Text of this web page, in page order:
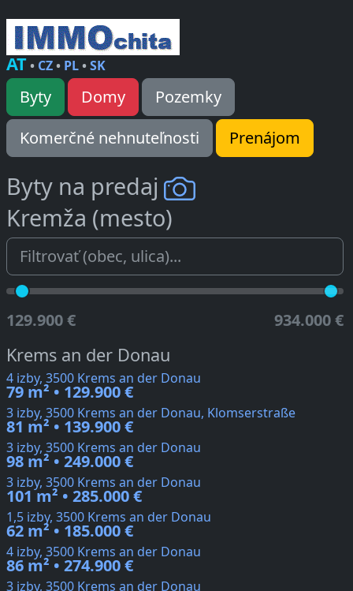
AT• CZ• PL•SK
Byty Domy
Pozemky
Komerčné nehnuteľnosti
Prenájom
Byty na predaj
Kremža (mesto)
129.900 € 934.000 €
Krems an der Donau
4 izby, 3500 Krems an der Donau
79 m² • 129.900 €
3 izby, 3500 Krems an der Donau, Klomserstraße
81 m² • 139.900 €
3 izby, 3500 Krems an der Donau
98 m² • 249.000 €
3 izby, 3500 Krems an der Donau
101 m² • 285.000 €
1,5 izby, 3500 Krems an der Donau
62 m² • 185.000 €
4 izby, 3500 Krems an der Donau
86 m² • 274.900 €
3 izby, 3500 Krems an der Donau